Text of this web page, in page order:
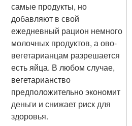
самые продукты, но
добавляют в свой
ежедневный рацион немного
молочных продуктов, а ово-
вегетарианцам разрешается
есть яйца. В любом случае,
вегетарианство
предположительно экономит
деньги и снижает риск для
здоровья.